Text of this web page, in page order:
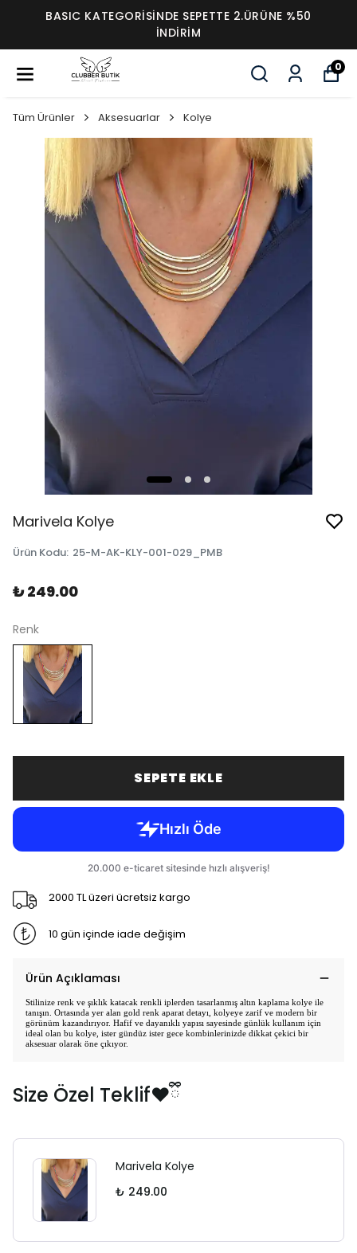
BASIC KATEGORİSİNDE SEPETTE 2.ÜRÜNE %50
İNDİRİM
0
Tüm Ürünler Aksesuarlar Kolye
Marivela Kolye
Ürün Kodu: 25-M-AK-KLY-001-029_PMB
₺ 249.00
Renk
SEPETE EKLE
2000 TL üzeri ücretsiz kargo
10 gün içinde iade değişim
Ürün Açıklaması
Stilinize renk ve şıklık katacak renkli iplerden tasarlanmış altın kaplama kolye ile
tanışın. Ortasında yer alan gold renk aparat detayı, kolyeye zarif ve modern bir
görünüm kazandırıyor. Hafif ve dayanıklı yapısı sayesinde günlük kullanım için
ideal olan bu kolye, ister gündüz ister gece kombinlerinizde dikkat çekici bir
aksesuar olarak öne çıkıyor.
Size Özel Teklif❤️ྀི
Marivela Kolye
₺ 249.00